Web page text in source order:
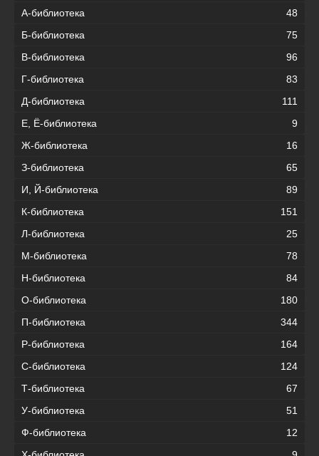
А-библиотека
48
Б-библиотека
75
В-библиотека
96
Г-библиотека
83
Д-библиотека
111
Е, Ё-библиотека
9
Ж-библиотека
16
З-библиотека
65
И, Й-библиотека
89
К-библиотека
151
Л-библиотека
25
М-библиотека
78
Н-библиотека
84
О-библиотека
180
П-библиотека
344
Р-библиотека
164
С-библиотека
124
Т-библиотека
67
У-библиотека
51
Ф-библиотека
12